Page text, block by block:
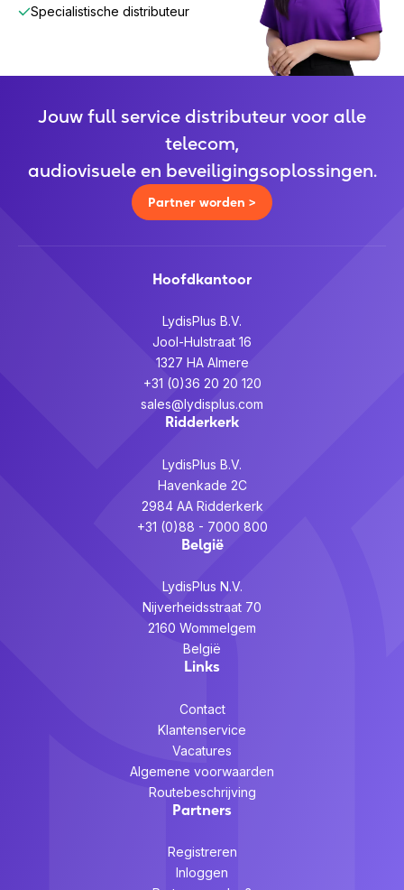
Specialistische distributeur
Jouw full service distributeur voor alle
telecom,
audiovisuele en beveiligingsoplossingen.
Partner worden >
Hoofdkantoor
LydisPlus B.V.
Jool-Hulstraat 16
1327 HA Almere
+31 (0)36 20 20 120
sales@lydisplus.com
Ridderkerk
LydisPlus B.V.
Havenkade 2C
2984 AA Ridderkerk
+31 (0)88 - 7000 800
België
LydisPlus N.V.
Nijverheidsstraat 70
2160 Wommelgem
België
Links
Contact
Klantenservice
Vacatures
Algemene voorwaarden
Routebeschrijving
Partners
Registreren
Inloggen